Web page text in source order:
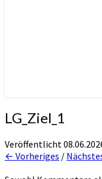
LG_Ziel_1
Veröffentlicht
← Vorheriges /